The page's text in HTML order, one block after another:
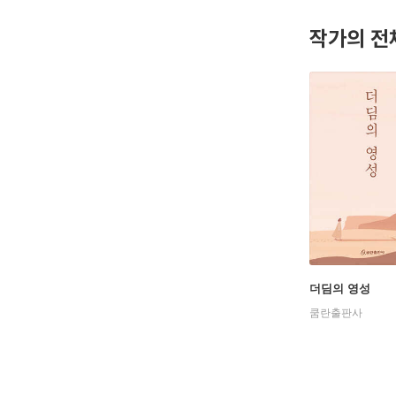
작가의 전
더딤의 영성
쿰란출판사